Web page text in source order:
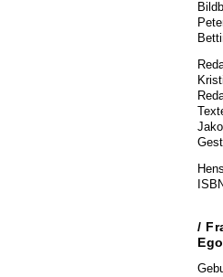
/
Ego